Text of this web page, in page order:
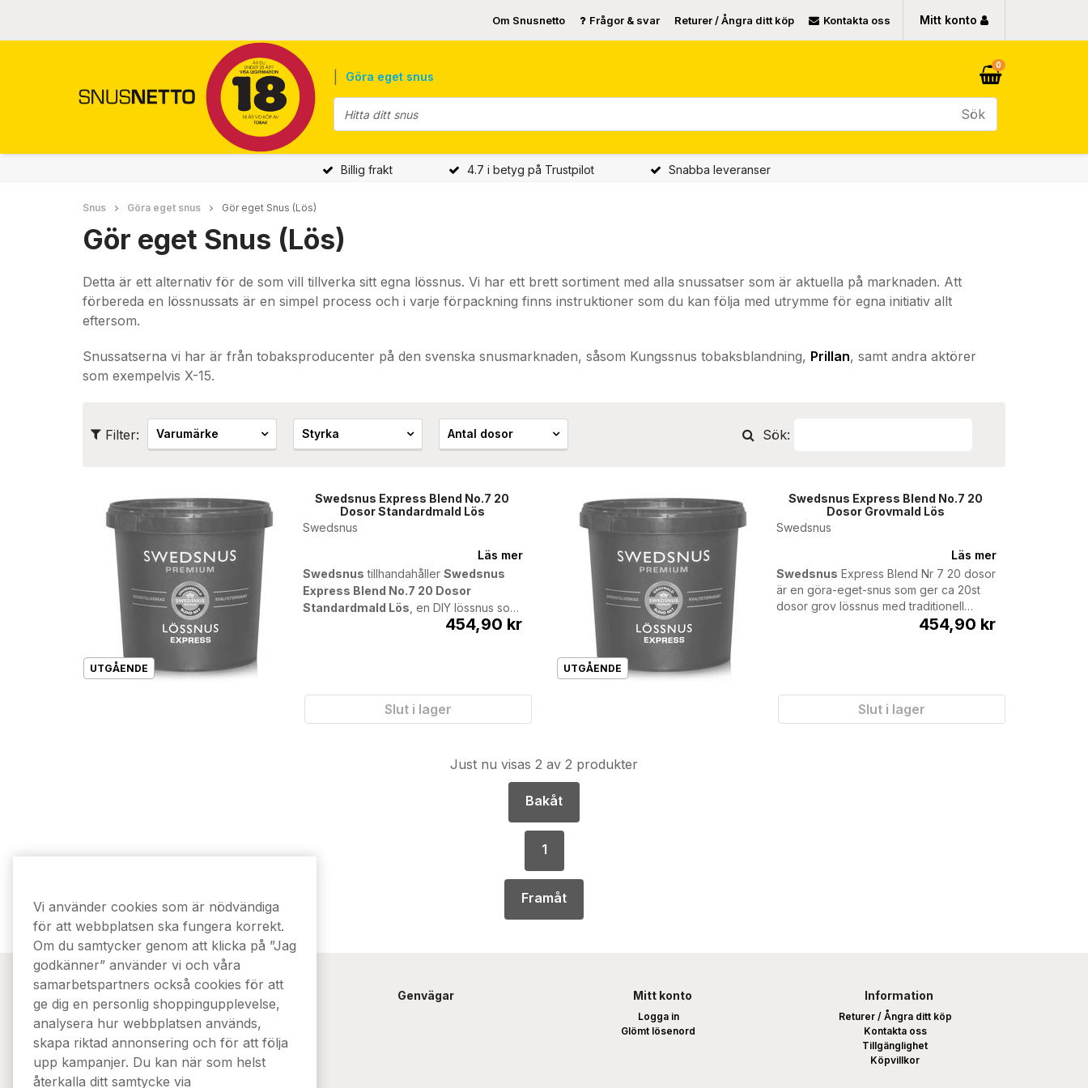
Mitt konto
Om Snusnetto Frågor & svar Returer / Ångra ditt köp Kontakta oss
Göra eget snus
0
Sök
Billig frakt 4.7 i betyg på Trustpilot Snabba leveranser
Snus Göra eget snus Gör eget Snus (Lös)
Gör eget Snus (Lös)
Detta är ett alternativ för de som vill tillverka sitt egna lössnus. Vi har ett brett sortiment med alla snussatser som är aktuella på marknaden. Att
förbereda en lössnussats är en simpel process och i varje förpackning finns instruktioner som du kan följa med utrymme för egna initiativ allt
eftersom.
Snussatserna vi har är från tobaksproducenter på den svenska snusmarknaden, såsom Kungssnus tobaksblandning, Prillan, samt andra aktörer
som exempelvis X-15.
Filter: Varumärke Styrka Antal dosor Sök:
UTGÅENDE
Swedsnus Express Blend No.7 20
Dosor Standardmald Lös
Swedsnus
Läs mer
Swedsnus tillhandahåller Swedsnus
Express Blend No.7 20 Dosor
Standardmald Lös , en DIY lössnus som
ger ca 20 normalstarka dosor med
produkten anlända antingen i
plasthink, eller i påse. Innehållet är
454,90 kr
Slut i lager
UTGÅENDE
Swedsnus Express Blend No.7 20
Dosor Grovmald Lös
Swedsnus
Läs mer
Swedsnus Express Blend Nr 7 20 dosor
är en göra-eget-snus som ger ca 20st
dosor grov lössnus med traditionell
tobaksmak. Produkten produceras av
produkten anlända antingen i
plasthink, eller i påse. Innehållet är
454,90 kr
Slut i lager
Just nu visas 2 av 2 produkter
Bakåt
1
Framåt
Snusnetto - Snusbolaget Norden AB
Östgötagatan 12, 116 25 Stockholm
08 517 910 95
Genvägar Mitt konto
Logga in
Glömt lösenord
Information
Returer / Ångra ditt köp
Kontakta oss
Tillgänglighet
Köpvillkor
Vi använder cookies som är nödvändiga
för att webbplatsen ska fungera korrekt.
Om du samtycker genom att klicka på ”Jag
godkänner” använder vi och våra
samarbetspartners också cookies för att
ge dig en personlig shoppingupplevelse,
analysera hur webbplatsen används,
skapa riktad annonsering och för att följa
upp kampanjer. Du kan när som helst
återkalla ditt samtycke via